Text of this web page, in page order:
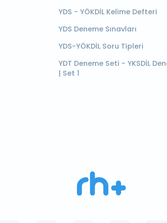
YDS - YÖKDİL Kelime Defteri
YDS Deneme Sınavları
YDS-YÖKDİL Soru Tipleri
YDT Deneme Seti - YKSDİL
| Set 1